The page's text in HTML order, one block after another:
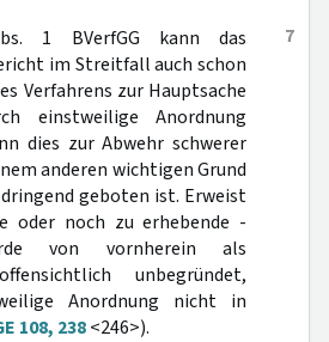
7
1 BVerfGG kann das
im Streitfall auch schon
Verfahrens zur Hauptsache
einstweilige Anordnung
dies zur Abwehr schwerer
anderen wichtigen Grund
geboten ist. Erweist
oder noch zu erhebende -
von vornherein als
unbegründet,
Anordnung nicht in
108, 238<246>).